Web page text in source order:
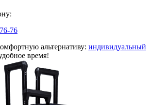
76
альтернативу: индивидуальный
время!